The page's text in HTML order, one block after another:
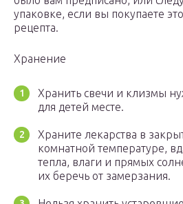
упаковке, если вы покупаете
рецепта.
Хранение
Хранить свечи и клизмы
для детей месте.
Храните лекарства в
комнатной температуре,
тепла, влаги и прямых
их беречь от замерзания.